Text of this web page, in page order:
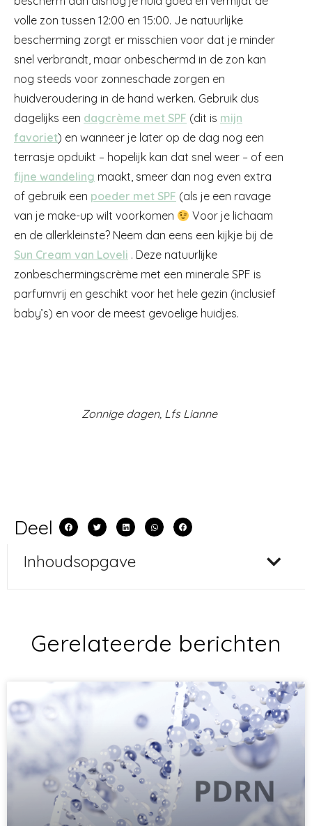
volle zon tussen 12:00 en 15:00. Je natuurlijke
bescherming zorgt er misschien voor dat je minder
snel verbrandt, maar onbeschermd in de zon kan
nog steeds voor zonneschade zorgen en
huidveroudering in de hand werken. Gebruik dus
dagelijks een dagcrème met SPF (dit is mijn
favoriet) en wanneer je later op de dag nog een
terrasje opduikt – hopelijk kan dat snel weer – of een
fijne wandeling maakt, smeer dan nog even extra
of gebruik een poeder met SPF (als je een ravage
van je make-up wilt voorkomen
Voor je lichaam
en de allerkleinste? Neem dan eens een kijkje bij de
Sun Cream van Loveli . Deze natuurlijke
zonbeschermingscrème met een minerale SPF is
parfumvrij en geschikt voor het hele gezin (inclusief
baby’s) en voor de meest gevoelige huidjes.
Zonnige dagen, Lfs Lianne
Deel
Inhoudsopgave
Gerelateerde berichten